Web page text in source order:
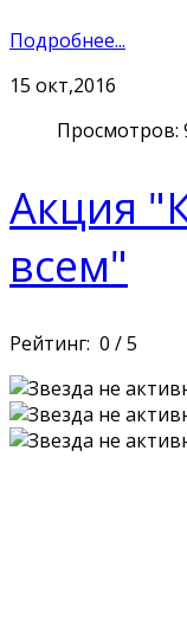
Подробнее...
15 окт,2016
Просмотров:
Акция
всем"
Рейтинг: 0 /5